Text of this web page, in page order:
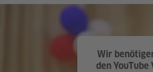
Wir
den